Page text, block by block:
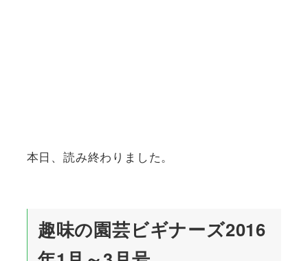
本日、読み終わりました。
趣味の園芸ビギナーズ2016